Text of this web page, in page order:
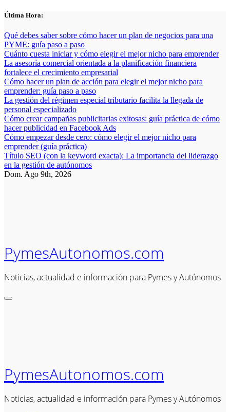
Saltar
contenido
Última Hora:
Qué debes saber sobre cómo hacer un plan de negocios para una
PYME: guía paso a paso
Cuánto cuesta iniciar y cómo elegir el mejor nicho para emprender
La asesoría comercial orientada a la planificación financiera
fortalece el crecimiento empresarial
Cómo hacer un plan de acción para elegir el mejor nicho para
emprender: guía paso a paso
La gestión del régimen especial tributario facilita la llegada de
personal especializado
Cómo crear campañas publicitarias exitosas: guía práctica de cómo
hacer publicidad en Facebook Ads
Cómo empezar desde cero: cómo elegir el mejor nicho para
emprender (guía práctica)
Título SEO (con la keyword exacta): La importancia del liderazgo
en la gestión de autónomos
Dom. Ago 9th, 2026
PymesAutonomos.com
Noticias, actualidad e información para Pymes y Autónomos
PymesAutonomos.com
Noticias, actualidad e información para Pymes y Autónomos